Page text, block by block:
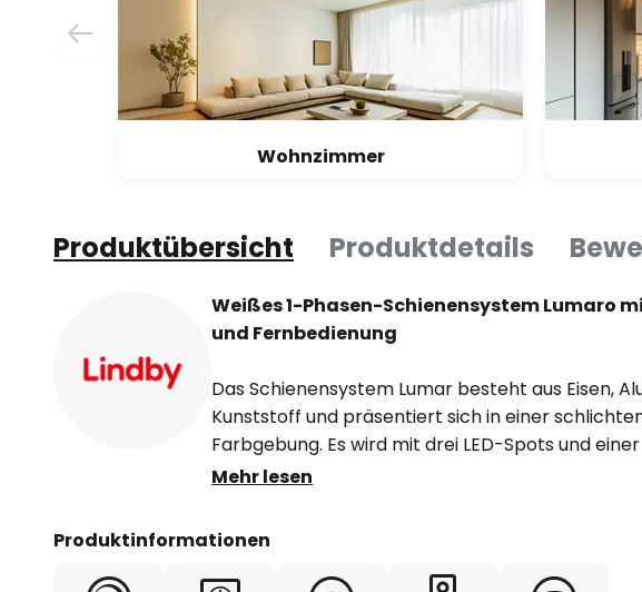
Wohnzimmer
Produktübersicht Produktdetails
Weißes 1-Phasen-Schienensystem Lumaro
und Fernbedienung
Das Schienensystem Lumar besteht aus Eisen,
Kunststoff und präsentiert sich in einer
Farbgebung. Es wird mit drei LED-Spots und einer
Fernbedienung geliefert. Die drei Spots können
(CCT) kann zwischen warmweiß (2.700 K) und
Mehr lesen
Produktinformationen